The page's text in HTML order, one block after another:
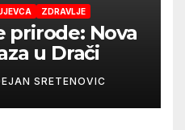
ZDRAVLJE
prirode: Nova
u Drači
SRETENOVIC